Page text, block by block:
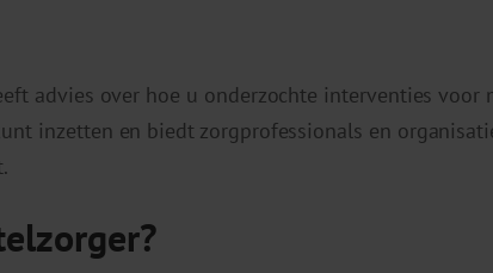
advies over hoe u onderzochte interventies voor
inzetten en biedt zorgprofessionals en